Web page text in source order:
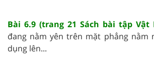
Bài 6.9 (trang 21 Sách bài tập Vật
đang nằm yên trên mặt phẳng nằm
dụng lên...